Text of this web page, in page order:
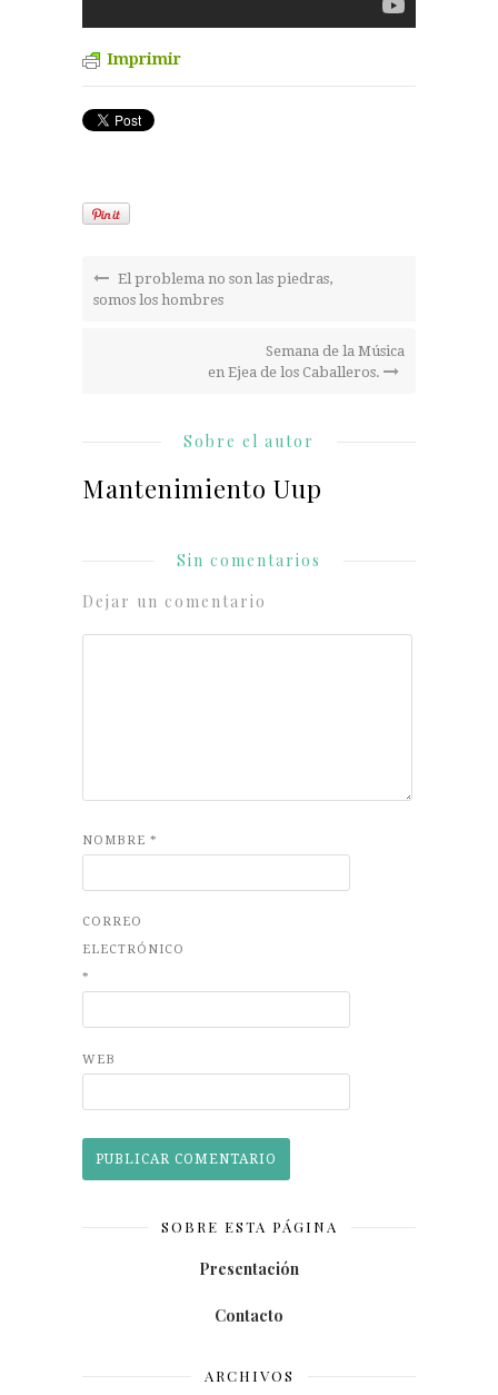
Imprimir
El problema no son las piedras,
somos los hombres
Semana de la Música
en Ejea de los Caballeros.
Sobre el autor
Mantenimiento Uup
Sin comentarios
Dejar un comentario
NOMBRE *
CORREO
ELECTRÓNICO
*
WEB
SOBRE ESTA PÁGINA
Presentación
Contacto
ARCHIVOS